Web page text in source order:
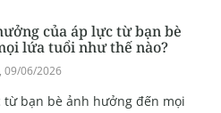
của áp lực từ bạn bè
lứa tuổi như thế nào?
09/06/2026
từ bạn bè ảnh hưởng đến mọi